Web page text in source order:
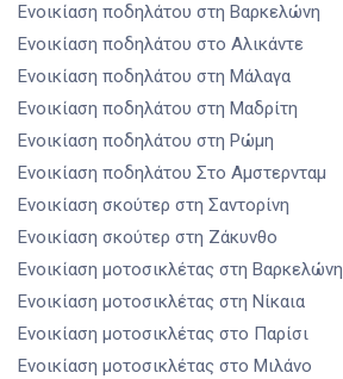
Ενοικίαση ποδηλάτου στη Βαρκελώνη
Ενοικίαση ποδηλάτου στο Αλικάντε
Ενοικίαση ποδηλάτου στη Μάλαγα
Ενοικίαση ποδηλάτου στη Μαδρίτη
Ενοικίαση ποδηλάτου στη Ρώμη
Ενοικίαση ποδηλάτου Στο Αμστερνταμ
Ενοικίαση σκούτερ στη Σαντορίνη
Ενοικίαση σκούτερ στη Ζάκυνθο
Ενοικίαση μοτοσικλέτας στη Βαρκελώνη
Ενοικίαση μοτοσικλέτας στη Νίκαια
Ενοικίαση μοτοσικλέτας στο Παρίσι
Ενοικίαση μοτοσικλέτας στο Μιλάνο